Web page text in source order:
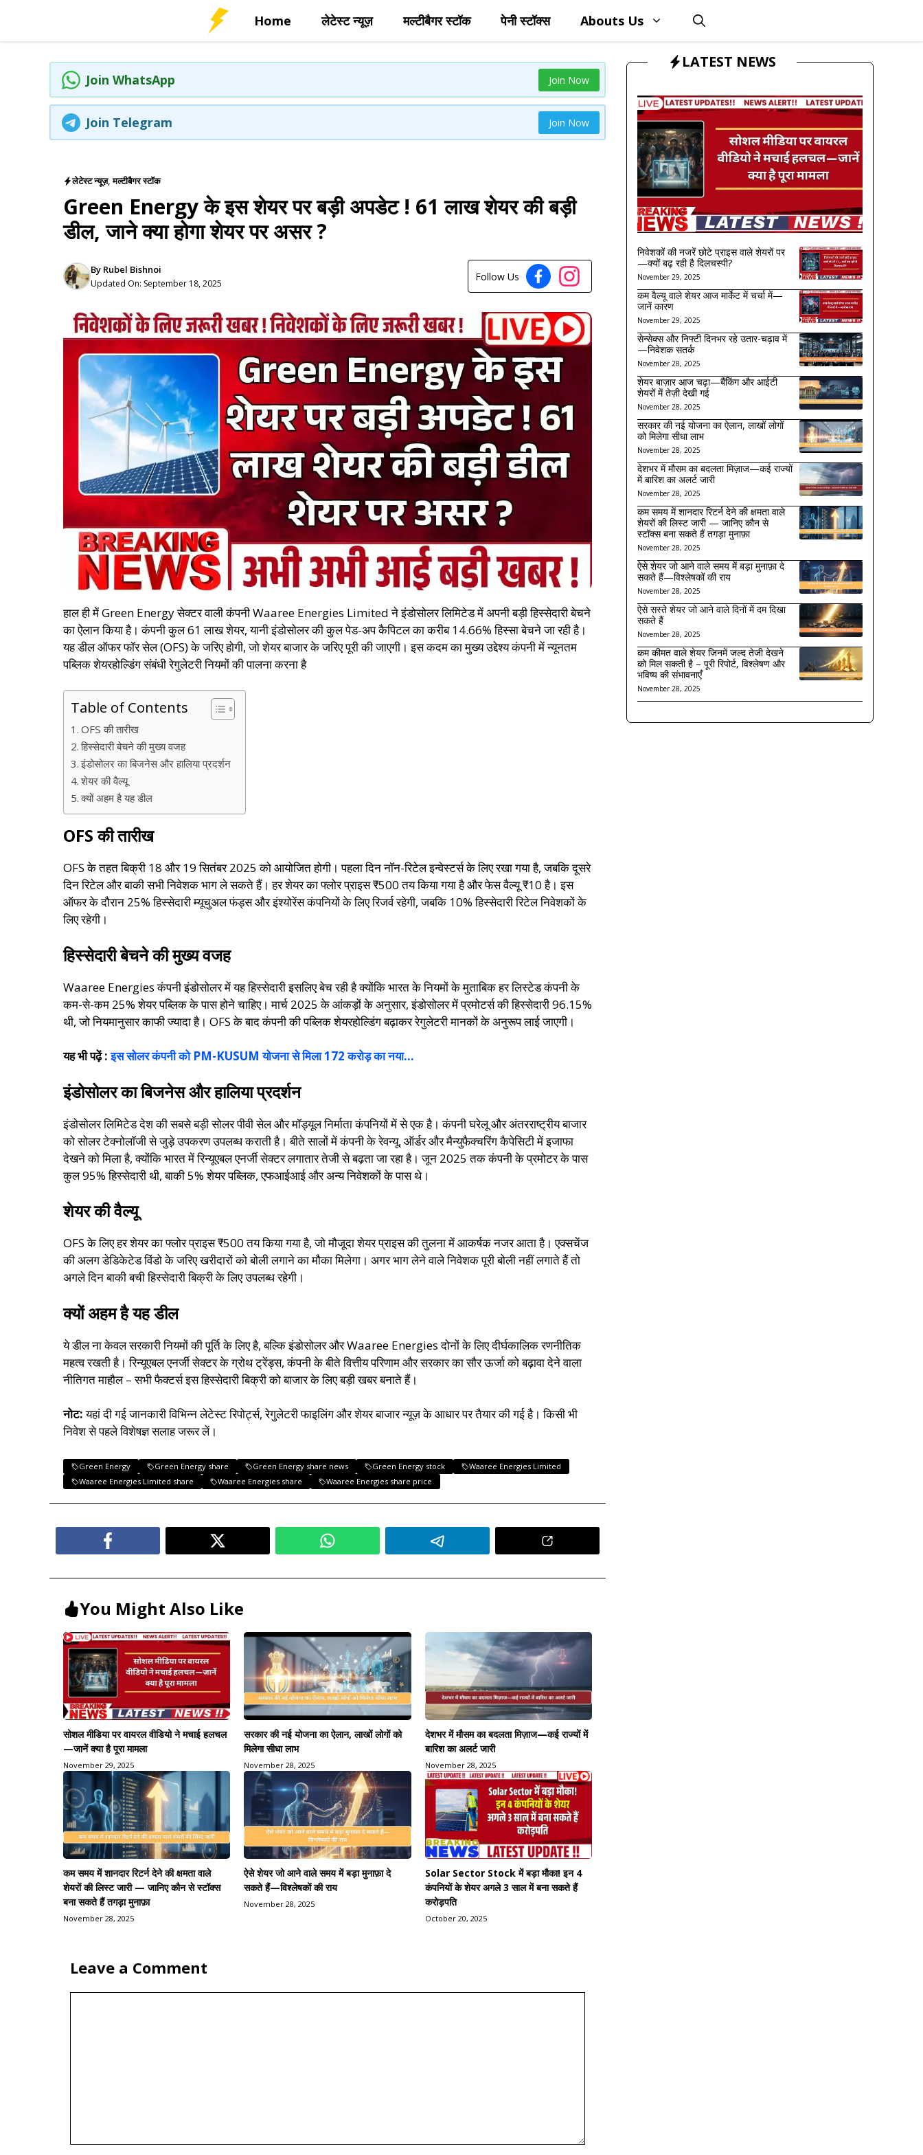
content
Home लेटेस्ट न्यूज़ मल्टीबैगर स्टॉक पेनी स्टॉक्स Abouts Us
Join WhatsApp Join Now
Join Telegram Join Now
लेटेस्ट न्यूज़,मल्टीबैगर स्टॉक
Green Energy के इस शेयर पर बड़ी अपडेट ! 61 लाख शेयर की बड़ी
डील, जाने क्या होगा शेयर पर असर ?
By Rubel Bishnoi
Updated On: September 18, 2025
Follow Us
हाल ही में Green Energy सेक्टर वाली कंपनी Waaree Energies Limited ने इंडोसोलर लिमिटेड में अपनी बड़ी हिस्सेदारी बेचने
का ऐलान किया है। कंपनी कुल 61 लाख शेयर, यानी इंडोसोलर की कुल पेड-अप कैपिटल का करीब 14.66% हिस्सा बेचने जा रही है।
यह डील ऑफर फॉर सेल (OFS) के जरिए होगी, जो शेयर बाजार के जरिए पूरी की जाएगी। इस कदम का मुख्य उद्देश्य कंपनी में न्यूनतम
पब्लिक शेयरहोल्डिंग संबंधी रेगुलेटरी नियमों की पालना करना है
Table of Contents
OFS की तारीख
हिस्सेदारी बेचने की मुख्य वजह
इंडोसोलर का बिजनेस और हालिया प्रदर्शन
शेयर की वैल्यू
क्यों अहम है यह डील
OFS की तारीख
OFS के तहत बिक्री 18 और 19 सितंबर 2025 को आयोजित होगी। पहला दिन नॉन-रिटेल इन्वेस्टर्स के लिए रखा गया है, जबकि दूसरे
दिन रिटेल और बाकी सभी निवेशक भाग ले सकते हैं। हर शेयर का फ्लोर प्राइस ₹500 तय किया गया है और फेस वैल्यू ₹10 है। इस
ऑफर के दौरान 25% हिस्सेदारी म्यूचुअल फंड्स और इंश्योरेंस कंपनियों के लिए रिजर्व रहेगी, जबकि 10% हिस्सेदारी रिटेल निवेशकों के
लिए रहेगी।
हिस्सेदारी बेचने की मुख्य वजह
Waaree Energies कंपनी इंडोसोलर में यह हिस्सेदारी इसलिए बेच रही है क्योंकि भारत के नियमों के मुताबिक हर लिस्टेड कंपनी के
कम-से-कम 25% शेयर पब्लिक के पास होने चाहिए। मार्च 2025 के आंकड़ों के अनुसार, इंडोसोलर में प्रमोटर्स की हिस्सेदारी 96.15%
थी, जो नियमानुसार काफी ज्यादा है। OFS के बाद कंपनी की पब्लिक शेयरहोल्डिंग बढ़ाकर रेगुलेटरी मानकों के अनुरूप लाई जाएगी।
यह भी पढ़ें :इस सोलर कंपनी को PM-KUSUM योजना से मिला 172 करोड़ का नया…
इंडोसोलर का बिजनेस और हालिया प्रदर्शन
इंडोसोलर लिमिटेड देश की सबसे बड़ी सोलर पीवी सेल और मॉड्यूल निर्माता कंपनियों में से एक है। कंपनी घरेलू और अंतरराष्ट्रीय बाजार
को सोलर टेक्नोलॉजी से जुड़े उपकरण उपलब्ध कराती है। बीते सालों में कंपनी के रेवन्यू, ऑर्डर और मैन्युफैक्चरिंग कैपेसिटी में इजाफा
देखने को मिला है, क्योंकि भारत में रिन्यूएबल एनर्जी सेक्टर लगातार तेजी से बढ़ता जा रहा है। जून 2025 तक कंपनी के प्रमोटर के पास
कुल 95% हिस्सेदारी थी, बाकी 5% शेयर पब्लिक, एफआईआई और अन्य निवेशकों के पास थे।
शेयर की वैल्यू
OFS के लिए हर शेयर का फ्लोर प्राइस ₹500 तय किया गया है, जो मौजूदा शेयर प्राइस की तुलना में आकर्षक नजर आता है। एक्सचेंज
की अलग डेडिकेटेड विंडो के जरिए खरीदारों को बोली लगाने का मौका मिलेगा। अगर भाग लेने वाले निवेशक पूरी बोली नहीं लगाते हैं तो
अगले दिन बाकी बची हिस्सेदारी बिक्री के लिए उपलब्ध रहेगी।
क्यों अहम है यह डील
ये डील ना केवल सरकारी नियमों की पूर्ति के लिए है, बल्कि इंडोसोलर और Waaree Energies दोनों के लिए दीर्घकालिक रणनीतिक
महत्व रखती है। रिन्यूएबल एनर्जी सेक्टर के ग्रोथ ट्रेंड्स, कंपनी के बीते वित्तीय परिणाम और सरकार का सौर ऊर्जा को बढ़ावा देने वाला
नीतिगत माहौल – सभी फैक्टर्स इस हिस्सेदारी बिक्री को बाजार के लिए बड़ी खबर बनाते हैं।
नोट:यहां दी गई जानकारी विभिन्न लेटेस्ट रिपोर्ट्स, रेगुलेटरी फाइलिंग और शेयर बाजार न्यूज़ के आधार पर तैयार की गई है। किसी भी
निवेश से पहले विशेषज्ञ सलाह जरूर लें।
Green Energy Green Energy share Green Energy share news Green Energy stock
Waaree Energies Limited
Waaree Energies Limited share
Waaree Energies share Waaree Energies share price
You Might Also Like
सोशल मीडिया पर वायरल वीडियो ने मचाई हलचल
—जानें क्या है पूरा मामला
November 29, 2025
सरकार की नई योजना का ऐलान, लाखों लोगों को
मिलेगा सीधा लाभ
November 28, 2025
देशभर में मौसम का बदलता मिज़ाज—कई राज्यों में
बारिश का अलर्ट जारी
November 28, 2025
कम समय में शानदार रिटर्न देने की क्षमता वाले
शेयरों की लिस्ट जारी — जानिए कौन से स्टॉक्स
बना सकते हैं तगड़ा मुनाफ़ा
November 28, 2025
ऐसे शेयर जो आने वाले समय में बड़ा मुनाफ़ा दे
सकते हैं—विश्लेषकों की राय
November 28, 2025
Solar Sector Stock में बड़ा मौका! इन 4
कंपनियों के शेयर अगले 3 साल में बना सकते हैं
करोड़पति
October 20, 2025
Leave a Comment
LATEST NEWS
निवेशकों की नजरें छोटे प्राइस वाले शेयरों पर
—क्यों बढ़ रही है दिलचस्पी?
November 29, 2025
कम वैल्यू वाले शेयर आज मार्केट में चर्चा में—
जानें कारण
November 29, 2025
सेन्सेक्स और निफ्टी दिनभर रहे उतार-चढ़ाव में
—निवेशक सतर्क
November 28, 2025
शेयर बाज़ार आज चढ़ा—बैंकिंग और आईटी
शेयरों में तेज़ी देखी गई
November 28, 2025
सरकार की नई योजना का ऐलान, लाखों लोगों
को मिलेगा सीधा लाभ
November 28, 2025
देशभर में मौसम का बदलता मिज़ाज—कई राज्यों
में बारिश का अलर्ट जारी
November 28, 2025
कम समय में शानदार रिटर्न देने की क्षमता वाले
शेयरों की लिस्ट जारी — जानिए कौन से
स्टॉक्स बना सकते हैं तगड़ा मुनाफ़ा
November 28, 2025
ऐसे शेयर जो आने वाले समय में बड़ा मुनाफ़ा दे
सकते हैं—विश्लेषकों की राय
November 28, 2025
ऐसे सस्ते शेयर जो आने वाले दिनों में दम दिखा
सकते हैं
November 28, 2025
कम कीमत वाले शेयर जिनमें जल्द तेजी देखने
को मिल सकती है – पूरी रिपोर्ट, विश्लेषण और
भविष्य की संभावनाएँ
November 28, 2025